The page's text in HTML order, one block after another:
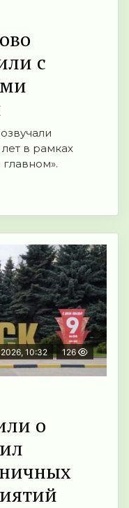
с
в рамках
10:32 126
о